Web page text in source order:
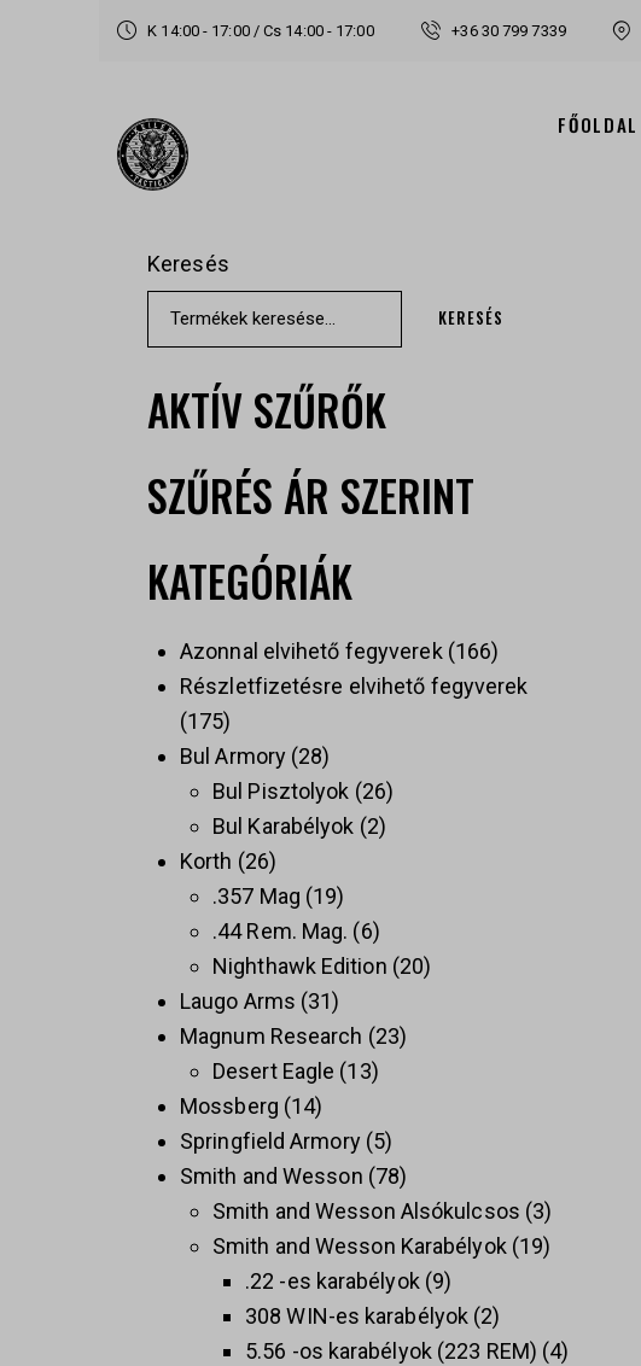
K 14:00 - 17:00 / Cs 14:00 - 17:00 +36 30 799 7339
FŐOLDAL
Keresés
KERESÉS
AKTÍV SZŰRŐK
SZŰRÉS ÁR SZERINT
KATEGÓRIÁK
Azonnal elvihető fegyverek 166
Részletfizetésre elvihető fegyverek
175
Bul Armory 28
Bul Pisztolyok 26
Bul Karabélyok 2
Korth 26
.357 Mag 19
.44 Rem. Mag.
6
Nighthawk Edition 20
Laugo Arms 31
Magnum Research 23
Desert Eagle 13
Mossberg 14
Springfield Armory 5
Smith and Wesson 78
Smith and Wesson Alsókulcsos 3
Smith and Wesson Karabélyok 19
.22 -es karabélyok 9
308 WIN-es karabélyok 2
5.56 -os karabélyok (223 REM) 4